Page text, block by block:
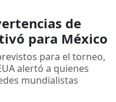
de
para México
para el torneo,
alertó a quienes
mundialistas